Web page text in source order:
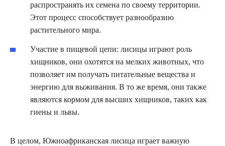
распространять их семена по своему территории.
Этот процесс способствует разнообразию
растительного мира.
Участие в пищевой цепи: лисицы играют роль
хищников, они охотятся на мелких животных, что
позволяет им получать питательные вещества и
энергию для выживания. В то же время, они также
являются кормом для высших хищников, таких как
гиены и львы.
В целом, Южноафриканская лисица играет важную